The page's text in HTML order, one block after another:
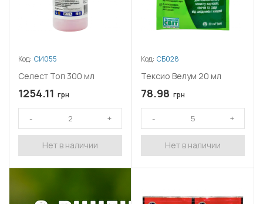
Код: СИ055
Селест Топ 300 мл
1254.11 грн
Нет в наличии
Код: СБ028
Тексио Велум 20 мл
78.98 грн
Нет в наличии